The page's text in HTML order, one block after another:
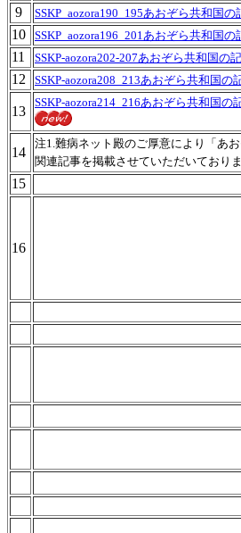
9 SSKP_aozora190_195あおぞら共和国の
10 SSKP_aozora196_201あおぞら共和国の
11 SSKP-aozora202-207あおぞら共和国の
12 SSKP-aozora208_213あおぞら共和国の
13
SSKP-aozora214_216あおぞら共和国の
14
注1.難病ネット殿のご厚意により「あお
関連記事を掲載させていただいており
15
16